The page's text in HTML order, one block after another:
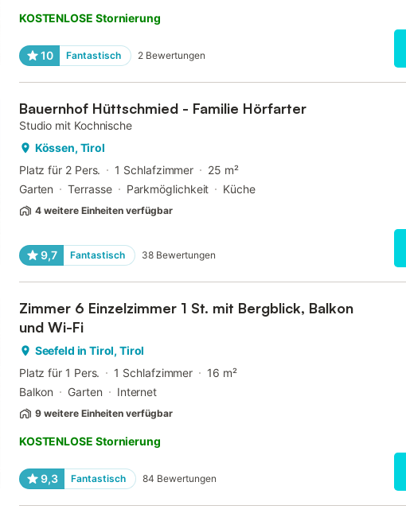
KOSTENLOSE Stornierung
10 Fantastisch 2 Bewertungen
Bauernhof Hüttschmied - Familie Hörfarter
Studio mit Kochnische
Kössen, Tirol
Platz für 2 Pers.
1 Schlafzimmer
25 m²
Garten
Terrasse Parkmöglichkeit Küche
4 weitere Einheiten verfügbar
9,7 Fantastisch 38 Bewertungen
Zimmer 6 Einzelzimmer 1 St. mit Bergblick, Balkon
und Wi-Fi
Seefeld in Tirol, Tirol
Platz für 1 Pers.
1 Schlafzimmer
16 m²
Balkon
Garten Internet
9 weitere Einheiten verfügbar
KOSTENLOSE Stornierung
9,3 Fantastisch 84 Bewertungen